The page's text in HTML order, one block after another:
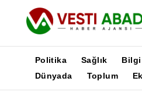
Politika Sağlık Bilgi
Dünyada
Toplum